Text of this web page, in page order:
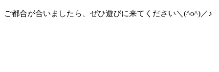
ご都合が合いましたら、ぜひ遊びに来てください＼(^o^)／♪